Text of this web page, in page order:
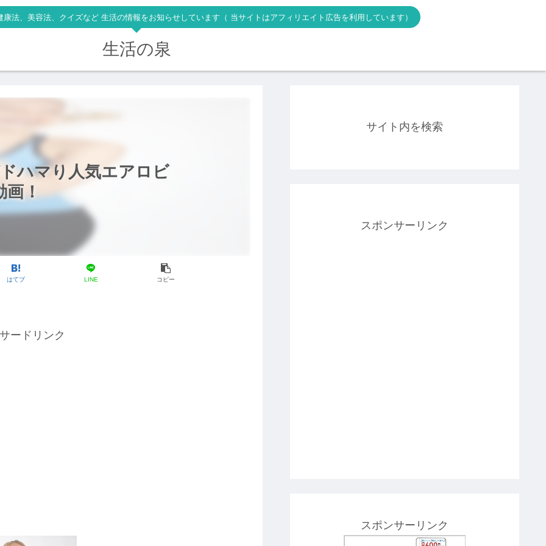
法、美容法、クイズなど 生活の情報をお知らせしています（ 当サイトはアフィリエイト広告を利用しています）
生活の泉
ハマり人気エアロビ
画！
はてブ LINE コピー
ードリンク
サイト内を検索
スポンサーリンク
スポンサーリンク